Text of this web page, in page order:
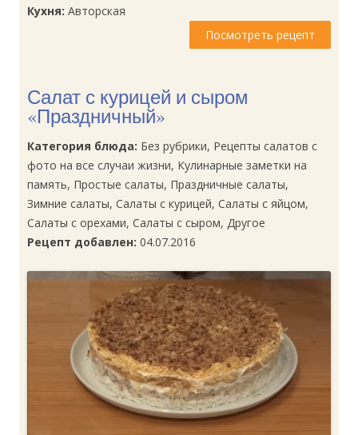
Кухня: Авторская
Посмотреть рецепт
Салат с курицей и сыром
«Праздничный»
Категория блюда: Без рубрики, Рецепты салатов с
фото на все случаи жизни, Кулинарные заметки на
память, Простые салаты, Праздничные салаты,
Зимние салаты, Салаты с курицей, Салаты с яйцом,
Салаты с орехами, Салаты с сыром, Другое
Рецепт добавлен: 04.07.2016